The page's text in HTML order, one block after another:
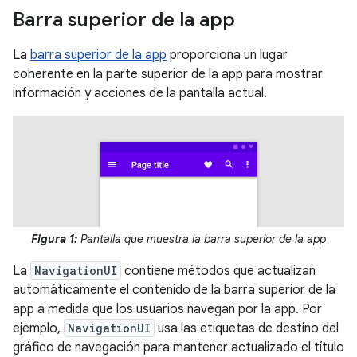
Barra superior de la app
La barra superior de la app proporciona un lugar
coherente en la parte superior de la app para mostrar
información y acciones de la pantalla actual.
Figura 1: Pantalla que muestra la barra superior de la app
La NavigationUI contiene métodos que actualizan
automáticamente el contenido de la barra superior de la
app a medida que los usuarios navegan por la app. Por
ejemplo, NavigationUI usa las etiquetas de destino del
gráfico de navegación para mantener actualizado el título